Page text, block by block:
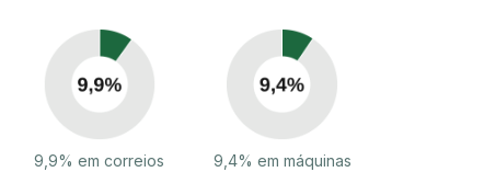
9,9% em correios
9,4% em máquinas